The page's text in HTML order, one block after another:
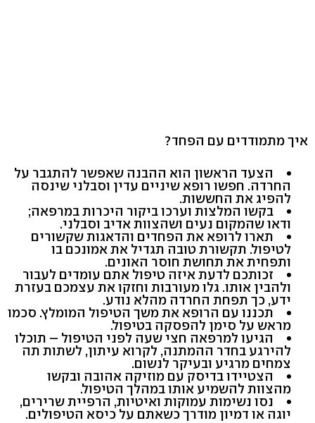
איך מתמודדים עם הפחד?
הצעד הראשון הוא ההבנה שאפשר להתגבר על
החרדה. חפשו רופא שיניים עדין וסבלני שינסה
להפיג את החששות.
בקשו המלצות וערכו ביקור היכרות במרפאה;
ודאו שהמקום נעים ושהצוות אדיב וסבלני.
תארו לרופא את הפחדים והדאגות שקשורים
לטיפול. תקשורת טובה תגדיל את אמונכם בו
ותפחית את תחושת חוסר האונים.
זכותכם לדעת איזה טיפול אתם עומדים לעבור
ולהבין אותו. גלו מעורבות וחזקו את עצמכם בעזרת
ידע, כך תפחת החרדה מהלא נודע.
תכננו עם הרופא את משך הטיפול המומלץ. סכמו
מראש על סימן להפסקה בטיפול.
הגיעו למרפאה חצי שעה לפני הטיפול – תוכלו
להירגע בחדר ההמתנה, לקרוא עיתון, לשתות תה
צמחים מרגיע ובעיקר לנשום.
הצטיידו בדיסק עם מוזיקה אהובה ובקשו
מהצוות להשמיע אותו במהלך הטיפול.
נסו נשימות עמוקות ואיטיות, הרפיית שרירים,
יוגה או דמיון מודרך כשאתם על כיסא הטיפולים.